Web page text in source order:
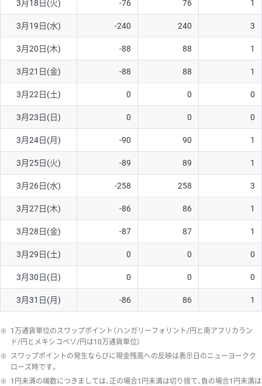
ソ/円は10万通貨単位。
3月18日(火) -76 76 1
3月19日(水) -240 240 3
3月20日(木) -88 88 1
3月21日(金) -88 88 1
3月22日(土) 0 0 0
3月23日(日) 0 0 0
3月24日(月) -90 90 1
3月25日(火) -89 89 1
3月26日(水) -258 258 3
3月27日(木) -86 86 1
3月28日(金) -87 87 1
3月29日(土) 0 0 0
3月30日(日) 0 0 0
3月31日(月) -86 86 1
※ 1万通貨単位のスワップポイント（ハンガリーフォリント/円と南アフリカラン
ド/円とメキシコペソ/円は10万通貨単位）
※ スワップポイントの発生ならびに現金残高への反映は表示日のニューヨークク
ローズ時です。
※ 1円未満の端数につきましては、正の場合1円未満は切り捨て、負の場合1円未満は